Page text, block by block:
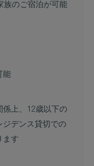
族のご宿泊が可能
能
係上、12歳以下の
ジデンス貸切での
ます